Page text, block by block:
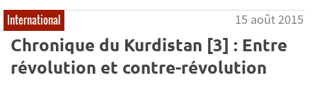
International 15 août 2015
Chronique du Kurdistan [3] : Entre
révolution et contre-révolution